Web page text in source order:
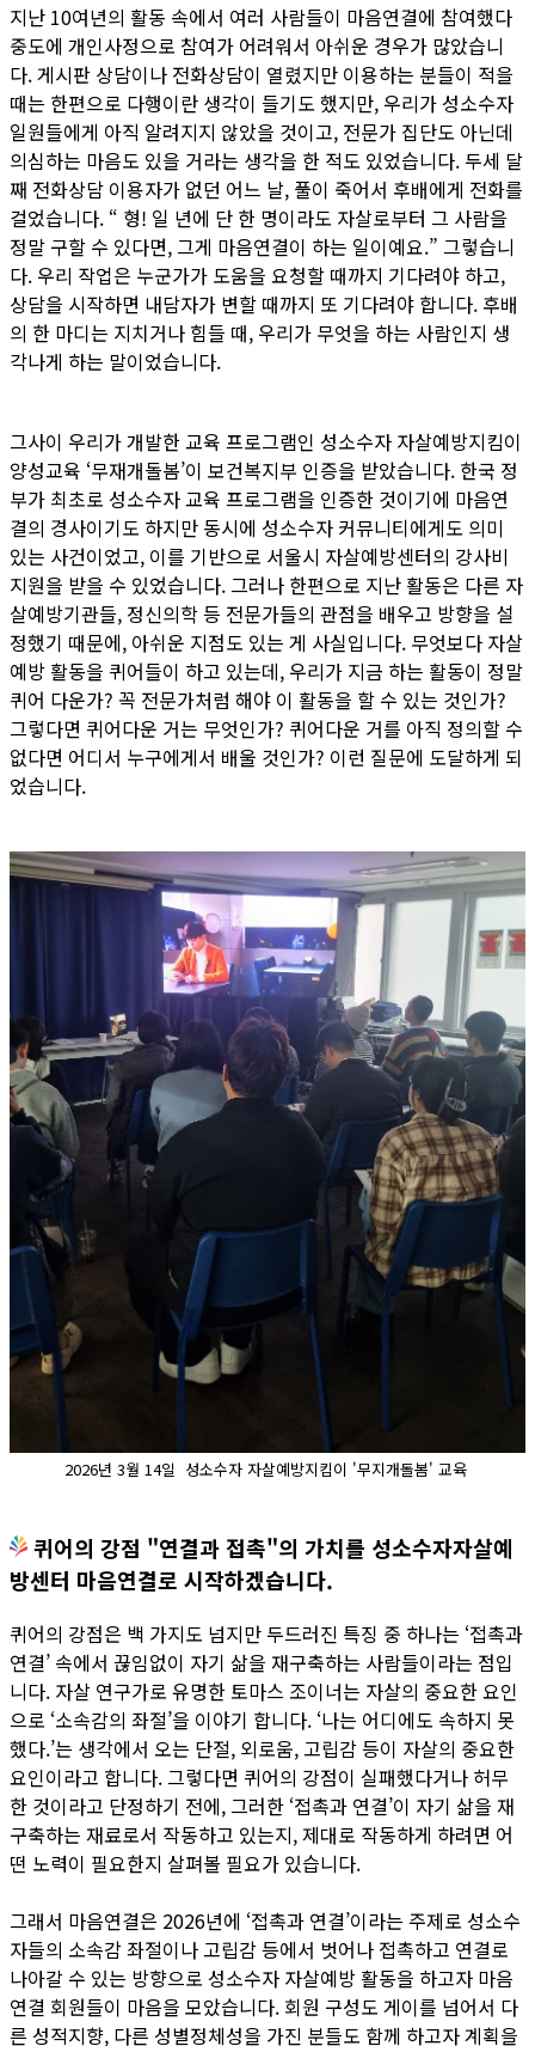
지난 10여년의 활동 속에서 여러 사람들이 마음연결에 참여했다
중도에 개인사정으로 참여가 어려워서 아쉬운 경우가 많았습니
다. 게시판 상담이나 전화상담이 열렸지만 이용하는 분들이 적을
때는 한편으로 다행이란 생각이 들기도 했지만, 우리가 성소수자
일원들에게 아직 알려지지 않았을 것이고, 전문가 집단도 아닌데
의심하는 마음도 있을 거라는 생각을 한 적도 있었습니다. 두세 달
째 전화상담 이용자가 없던 어느 날, 풀이 죽어서 후배에게 전화를
걸었습니다. “ 형! 일 년에 단 한 명이라도 자살로부터 그 사람을
정말 구할 수 있다면, 그게 마음연결이 하는 일이예요.” 그렇습니
다. 우리 작업은 누군가가 도움을 요청할 때까지 기다려야 하고,
상담을 시작하면 내담자가 변할 때까지 또 기다려야 합니다. 후배
의 한 마디는 지치거나 힘들 때, 우리가 무엇을 하는 사람인지 생
각나게 하는 말이었습니다.
그사이 우리가 개발한 교육 프로그램인 성소수자 자살예방지킴이
양성교육 ‘무재개돌봄’이 보건복지부 인증을 받았습니다. 한국 정
부가 최초로 성소수자 교육 프로그램을 인증한 것이기에 마음연
결의 경사이기도 하지만 동시에 성소수자 커뮤니티에게도 의미
있는 사건이었고, 이를 기반으로 서울시 자살예방센터의 강사비
지원을 받을 수 있었습니다. 그러나 한편으로 지난 활동은 다른 자
살예방기관들, 정신의학 등 전문가들의 관점을 배우고 방향을 설
정했기 때문에, 아쉬운 지점도 있는 게 사실입니다. 무엇보다 자살
예방 활동을 퀴어들이 하고 있는데, 우리가 지금 하는 활동이 정말
퀴어 다운가? 꼭 전문가처럼 해야 이 활동을 할 수 있는 것인가?
그렇다면 퀴어다운 거는 무엇인가? 퀴어다운 거를 아직 정의할 수
없다면 어디서 누구에게서 배울 것인가? 이런 질문에 도달하게 되
었습니다.
2026년 3월 14일 성소수자 자살예방지킴이 '무지개돌봄' 교육
퀴어의 강점 "연결과 접촉"의 가치를 성소수자자살예
방센터 마음연결로 시작하겠습니다.
퀴어의 강점은 백 가지도 넘지만 두드러진 특징 중 하나는 ‘접촉과
연결’ 속에서 끊임없이 자기 삶을 재구축하는 사람들이라는 점입
니다. 자살 연구가로 유명한 토마스 조이너는 자살의 중요한 요인
으로 ‘소속감의 좌절’을 이야기 합니다. ‘나는 어디에도 속하지 못
했다.’는 생각에서 오는 단절, 외로움, 고립감 등이 자살의 중요한
요인이라고 합니다. 그렇다면 퀴어의 강점이 실패했다거나 허무
한 것이라고 단정하기 전에, 그러한 ‘접촉과 연결’이 자기 삶을 재
구축하는 재료로서 작동하고 있는지, 제대로 작동하게 하려면 어
떤 노력이 필요한지 살펴볼 필요가 있습니다.
그래서 마음연결은 2026년에 ‘접촉과 연결’이라는 주제로 성소수
자들의 소속감 좌절이나 고립감 등에서 벗어나 접촉하고 연결로
나아갈 수 있는 방향으로 성소수자 자살예방 활동을 하고자 마음
연결 회원들이 마음을 모았습니다. 회원 구성도 게이를 넘어서 다
른 성적지향, 다른 성별정체성을 가진 분들도 함께 하고자 계획을